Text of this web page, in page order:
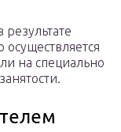
на специально